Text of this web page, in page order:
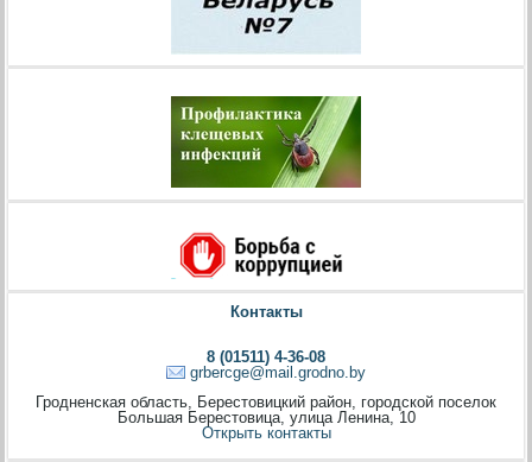
Контакты
8 (01511) 4-36-08
grbercge@mail.grodno.by
Гродненская область, Берестовицкий район, городской поселок
Большая Берестовица, улица Ленина, 10
Открыть контакты